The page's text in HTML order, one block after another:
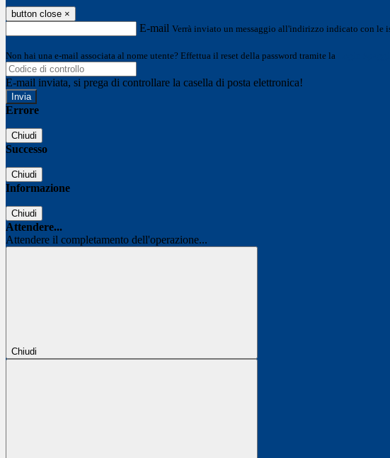
button close ×
E-mail Verrà inviato un messaggio all'indirizzo indicato con le
Non hai una e-mail associata al nome utente? Effettua il reset della password tramite la
E-mail inviata, si prega di controllare la casella di posta elettronica!
Errore
Chiudi
Successo
Chiudi
Informazione
Chiudi
Attendere...
Attendere il completamento dell'operazione...
Chiudi